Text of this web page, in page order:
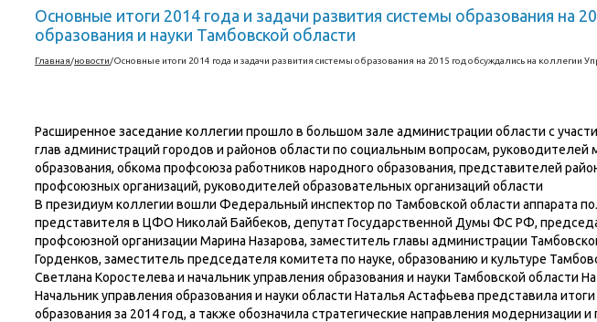
Основные итоги 2014 года и задачи развития системы образования на
образования и науки Тамбовской области
Главная/новости/Основные итоги 2014 года и задачи развития системы образования на 2015 год обсуждались на коллегии
Расширенное заседание коллегии прошло в большом зале администрации области с
глав администраций городов и районов области по социальным вопросам,
образования, обкома профсоюза работников народного образования, представителей
профсоюзных организаций, руководителей образовательных организаций области
В президиум коллегии вошли Федеральный инспектор по Тамбовской области аппарата
представителя в ЦФО Николай Байбеков, депутат Государственной Думы ФС РФ,
профсоюзной организации Марина Назарова, заместитель главы администрации
Горденков, заместитель председателя комитета по науке, образованию и культуре
Светлана Коростелева и начальник управления образования и науки Тамбовской области
Начальник управления образования и науки области Наталья Астафьева представила
образования за 2014 год, а также обозначила стратегические направления модернизации